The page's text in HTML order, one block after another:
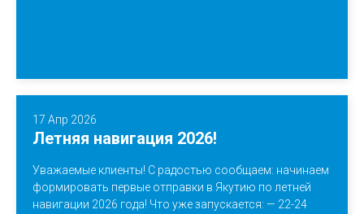
17 Апр 2026
Летняя навигация 2026!
Уважаемые клиенты! С радостью сообщаем: начинаем
формировать первые отправки в Якутию по летней
навигации 2026 года! Что уже запускается: — 22-24